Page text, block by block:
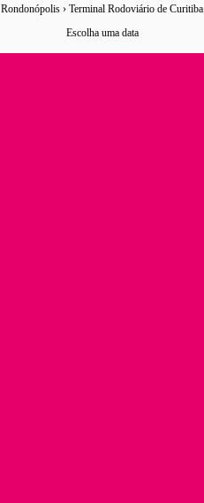
Rondonópolis › Terminal Rodoviário de Curitiba
Escolha uma data